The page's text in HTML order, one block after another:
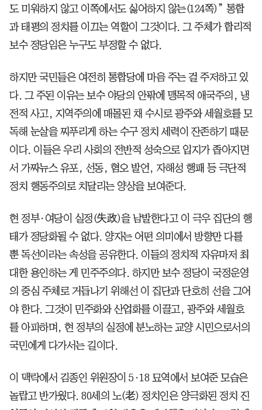
도 미워하지 않고 이쪽에서도 싫어하지 않는(124쪽)” 통합
과 태평의 정치를 이끄는 역할이 그것이다. 그 주체가 합리적
보수 정당임은 누구도 부정할 수 없다.
하지만 국민들은 여전히 통합당에 마음 주는 걸 주저하고 있
다. 그 주된 이유는 보수 야당의 안팎에 맹목적 애국주의, 냉
전적 사고, 지역주의에 매몰된 채 수시로 광주와 세월호를 모
독해 눈살을 찌푸리게 하는 수구 정치 세력이 잔존하기 때문
이다. 이들은 우리 사회의 전반적 성숙으로 입지가 좁아지면
서 가짜뉴스 유포, 선동, 혐오 발언, 자해성 행패 등 극단적
정치 행동주의로 치달리는 양상을 보여준다.
현 정부·여당이 실정(失政)을 남발한다고 이 극우 집단의 행
태가 정당화될 수 없다. 양자는 어떤 의미에서 방향만 다를
뿐 독선이라는 속성을 공유한다. 이들의 정치적 자유마저 최
대한 용인하는 게 민주주의다. 하지만 보수 정당이 국정운영
의 중심 주체로 거듭나기 위해선 이 집단과 단호히 선을 그어
야 한다. 그것이 민주화와 산업화를 이끌고, 광주와 세월호
를 아파하며, 현 정부의 실정에 분노하는 교양 시민으로서의
국민에게 다가서는 길이다.
이 맥락에서 김종인 위원장이 5·18 묘역에서 보여준 모습은
놀랍고 반가웠다. 80세의 노(老) 정치인은 양극화된 정치 진